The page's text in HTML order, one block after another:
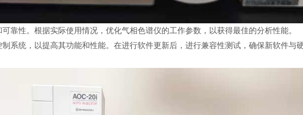
靠性。根据实际使用情况，优化气相色谱仪的工作参数，以获得最佳的分析性能。
系统，以提高其功能和性能。在进行软件更新后，进行兼容性测试，确保新软件与